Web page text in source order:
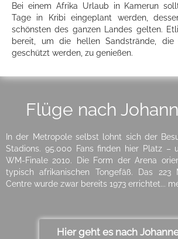
Bei einem Afrika Urlaub in Kamerun
Tage in Kribi eingeplant werden,
schönsten des ganzen Landes gelten.
bereit, um die hellen Sandstrände, die
geschützt werden, zu genießen.
Flüge nach
In der Metropole selbst lohnt sich der
Stadions. 95.000 Fans finden hier Platz –
WM-Finale 2010. Die Form der Arena
typisch afrikanischen Tongefäß. Das 223
Centre wurde zwar bereits 1973 errichtet...
Hier geht es nach